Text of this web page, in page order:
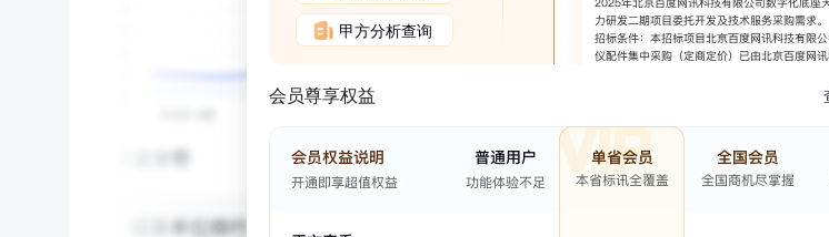
甲方分析查询
会员尊享权益